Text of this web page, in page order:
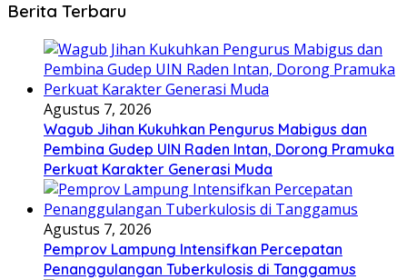
Berita Terbaru
Agustus 7, 2026
Wagub Jihan Kukuhkan Pengurus Mabigus dan
Pembina Gudep UIN Raden Intan, Dorong Pramuka
Perkuat Karakter Generasi Muda
Agustus 7, 2026
Pemprov Lampung Intensifkan Percepatan
Penanggulangan Tuberkulosis di Tanggamus